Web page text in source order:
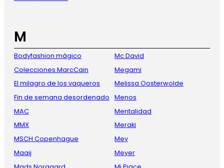
M
Bodyfashion mágico
Colecciones MarcCain
El milagro de los vaqueros
Fin de semana desordenado
MAC
MMX
MSCH Copenhague
Maaij
Mc David
Megami
Melissa Oosterwolde
Menos
Mentalidad
Meraki
Mey
Meyer